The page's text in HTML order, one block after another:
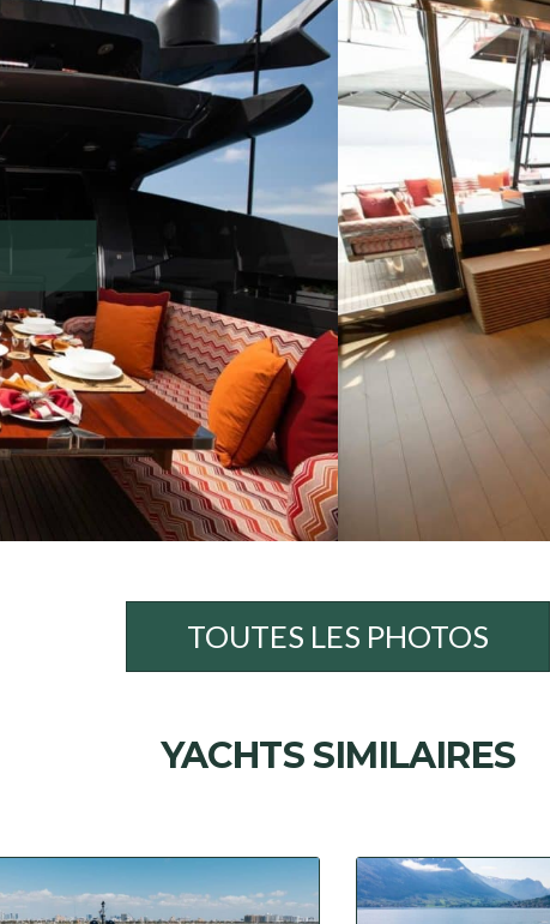
TOUTES LES PHOTOS
YACHTS SIMILAIRES